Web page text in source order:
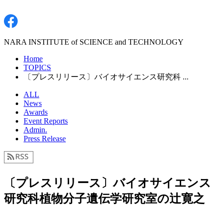
NARA INSTITUTE of SCIENCE and TECHNOLOGY
Home
TOPICS
〔プレスリリース〕バイオサイエンス研究科 ...
ALL
News
Awards
Event Reports
Admin.
Press Release
〔プレスリリース〕バイオサイエンス
研究科植物分子遺伝学研究室の辻寛之